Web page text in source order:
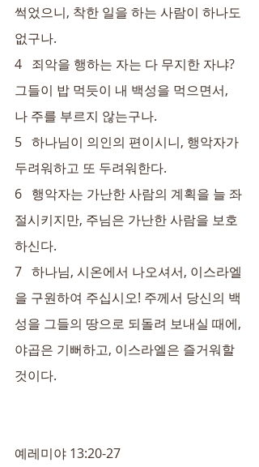
썩었으니, 착한 일을 하는 사람이 하나도
없구나.
4   죄악을 행하는 자는 다 무지한 자냐?
그들이 밥 먹듯이 내 백성을 먹으면서,
나 주를 부르지 않는구나.
5   하나님이 의인의 편이시니, 행악자가
두려워하고 또 두려워한다.
6   행악자는 가난한 사람의 계획을 늘 좌
절시키지만, 주님은 가난한 사람을 보호
하신다.
7   하나님, 시온에서 나오셔서, 이스라엘
을 구원하여 주십시오! 주께서 당신의 백
성을 그들의 땅으로 되돌려 보내실 때에,
야곱은 기뻐하고, 이스라엘은 즐거워할
것이다.
예레미야 13:20-27